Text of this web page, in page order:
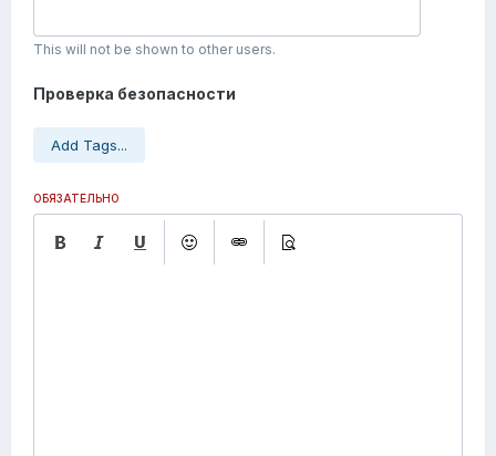
This will not be shown to other users.
Проверка безопасности
Add Tags...
ОБЯЗАТЕЛЬНО